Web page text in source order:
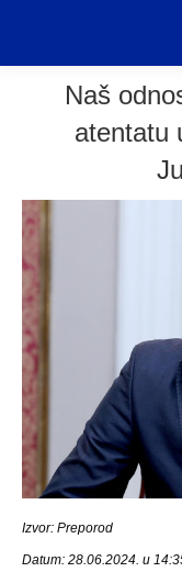
Naš
atentatu
Izvor: Preporod
Datum: 28.06.2024. u